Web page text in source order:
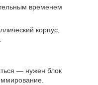
временем
корпус,
— нужен блок